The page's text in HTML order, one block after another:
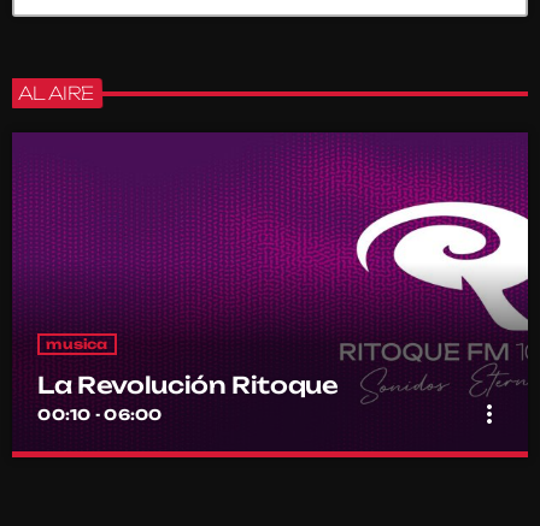
AL AIRE
musica
La Revolución Ritoque
00:10 - 06:00 more_vert